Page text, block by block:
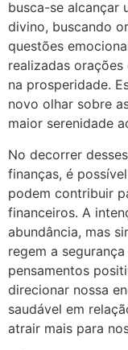
busca-se alcançar
divino, buscando
questões
realizadas
na prosperidade.
novo olhar sobre
maior serenidade
No decorrer
finanças, é
podem contribuir
financeiros. A
abundância, mas
regem a
pensamentos
direcionar nossa
saudável em
atrair mais para